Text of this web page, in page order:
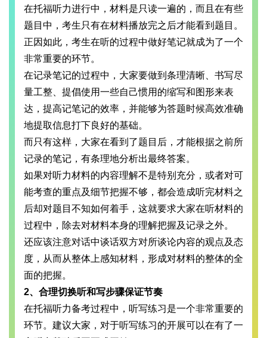
在托福听力进行中，材料是只读一遍的，而且在有些
题目中，考生只有在材料播放完之后才能看到题目。
正因如此，考生在听的过程中做好笔记就成为了一个
非常重要的环节。
在记录笔记的过程中，大家要做到条理清晰、书写尽
量工整、提倡使用一些自己惯用的缩写和图形来表
达，提高记笔记的效率，并能够为答题时候高效准确
地提取信息打下良好的基础。
而只有这样，大家在看到了题目后，才能根据之前所
记录的笔记，有条理地分析出最终答案。
如果对听力材料的内容理解不是特别充分，或者对可
能考查的重点及细节把握不够，都会造成听完材料之
后却对题目不知如何着手，这就要求大家在听材料的
过程中，除去对材料本身的理解把握及记录之外。
还应该注意对话中谈话双方对所谈论内容的观点及态
度，从而从整体上感知材料，形成对材料的整体的全
面的把握。
2、合理切换听和写步骤保证节奏
在托福听力备考过程中，听写练习是一个非常重要的
环节。建议大家，对于听写练习的开展可以在有了一